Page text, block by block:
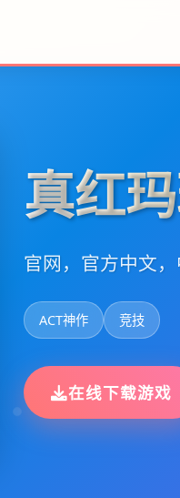
真红
官网，官方中文
ACT神作 竞技
在线下载游戏